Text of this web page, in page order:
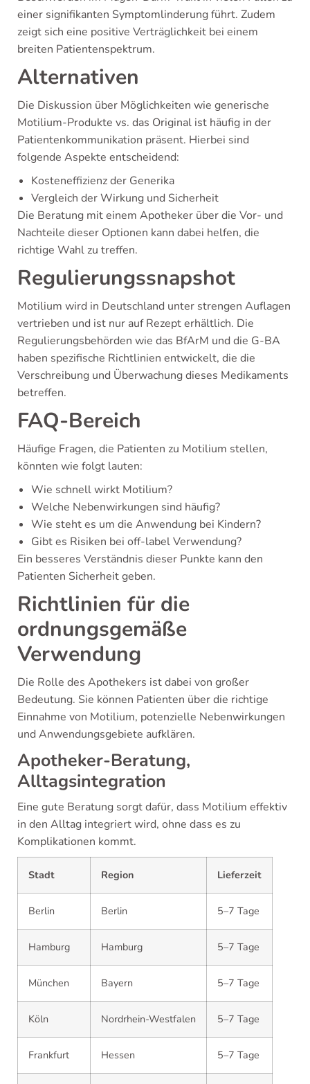
einer signifikanten Symptomlinderung führt. Zudem
zeigt sich eine positive Verträglichkeit bei einem
breiten Patientenspektrum.
Alternativen
Die Diskussion über Möglichkeiten wie generische
Motilium-Produkte vs. das Original ist häufig in der
Patientenkommunikation präsent. Hierbei sind
folgende Aspekte entscheidend:
Kosteneffizienz der Generika
Vergleich der Wirkung und Sicherheit
Die Beratung mit einem Apotheker über die Vor- und
Nachteile dieser Optionen kann dabei helfen, die
richtige Wahl zu treffen.
Regulierungssnapshot
Motilium wird in Deutschland unter strengen Auflagen
vertrieben und ist nur auf Rezept erhältlich. Die
Regulierungsbehörden wie das BfArM und die G-BA
haben spezifische Richtlinien entwickelt, die die
Verschreibung und Überwachung dieses Medikaments
betreffen.
FAQ-Bereich
Häufige Fragen, die Patienten zu Motilium stellen,
könnten wie folgt lauten:
Wie schnell wirkt Motilium?
Welche Nebenwirkungen sind häufig?
Wie steht es um die Anwendung bei Kindern?
Gibt es Risiken bei off-label Verwendung?
Ein besseres Verständnis dieser Punkte kann den
Patienten Sicherheit geben.
Richtlinien für die
ordnungsgemäße
Verwendung
Die Rolle des Apothekers ist dabei von großer
Bedeutung. Sie können Patienten über die richtige
Einnahme von Motilium, potenzielle Nebenwirkungen
und Anwendungsgebiete aufklären.
Apotheker-Beratung,
Alltagsintegration
Eine gute Beratung sorgt dafür, dass Motilium effektiv
in den Alltag integriert wird, ohne dass es zu
Komplikationen kommt.
Stadt Region Lieferzeit
Berlin Berlin 5–7 Tage
Hamburg Hamburg 5–7 Tage
München Bayern 5–7 Tage
Köln Nordrhein-Westfalen 5–7 Tage
Frankfurt Hessen 5–7 Tage